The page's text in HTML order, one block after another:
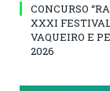
CONCURSO
XXXI
VAQUEIRO E
2026